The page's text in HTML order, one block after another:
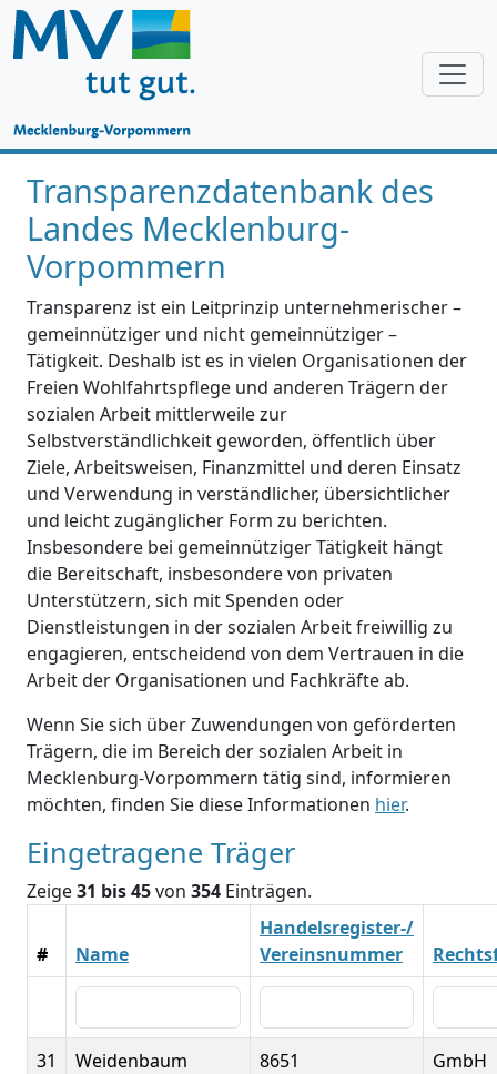
Transparenzdatenbank des
Landes Mecklenburg-
Vorpommern
Transparenz ist ein Leitprinzip unternehmerischer –
gemeinnütziger und nicht gemeinnütziger –
Tätigkeit. Deshalb ist es in vielen Organisationen der
Freien Wohlfahrtspflege und anderen Trägern der
sozialen Arbeit mittlerweile zur
Selbstverständlichkeit geworden, öffentlich über
Ziele, Arbeitsweisen, Finanzmittel und deren Einsatz
und Verwendung in verständlicher, übersichtlicher
und leicht zugänglicher Form zu berichten.
Insbesondere bei gemeinnütziger Tätigkeit hängt
die Bereitschaft, insbesondere von privaten
Unterstützern, sich mit Spenden oder
Dienstleistungen in der sozialen Arbeit freiwillig zu
engagieren, entscheidend von dem Vertrauen in die
Arbeit der Organisationen und Fachkräfte ab.
Wenn Sie sich über Zuwendungen von geförderten
Trägern, die im Bereich der sozialen Arbeit in
Mecklenburg-Vorpommern tätig sind, informieren
möchten, finden Sie diese Informationen hier.
Eingetragene Träger
Zeige31 bis 45von 354 Einträgen.
# Name
Handelsregister-/
Vereinsnummer
31
Weidenbaum
8651 GmbH